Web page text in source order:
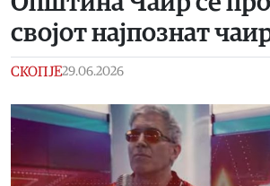
својот најпознат
СКОПЈЕ29.06.2026